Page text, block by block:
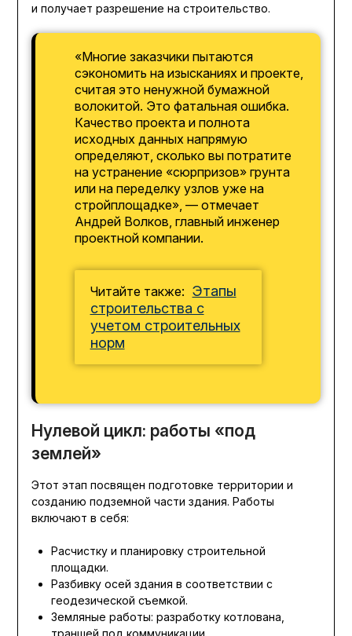
и получает разрешение на строительство.
«Многие заказчики пытаются
сэкономить на изысканиях и проекте,
считая это ненужной бумажной
волокитой. Это фатальная ошибка.
Качество проекта и полнота
исходных данных напрямую
определяют, сколько вы потратите
на устранение «сюрпризов» грунта
или на переделку узлов уже на
стройплощадке», — отмечает
Андрей Волков, главный инженер
проектной компании.
Читайте также: Этапы
строительства с
учетом строительных
норм
Нулевой цикл: работы «под
землей»
Этот этап посвящен подготовке территории и
созданию подземной части здания. Работы
включают в себя:
Расчистку и планировку строительной
площадки.
Разбивку осей здания в соответствии с
геодезической съемкой.
Земляные работы: разработку котлована,